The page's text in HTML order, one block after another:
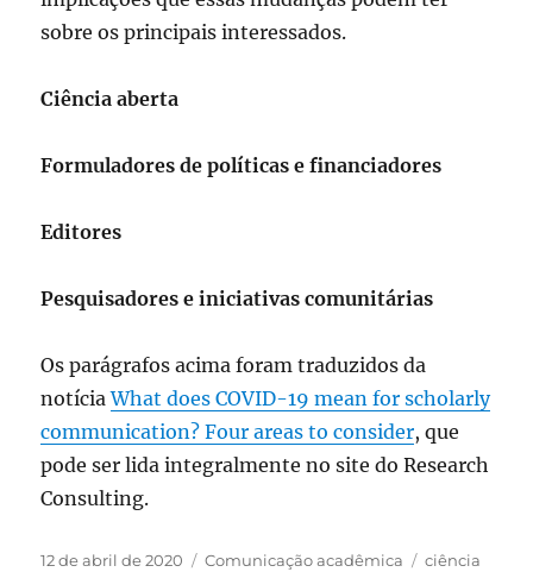
sobre os principais interessados.
Ciência aberta
Formuladores de políticas e financiadores
Editores
Pesquisadores e iniciativas comunitárias
Os parágrafos acima foram traduzidos da
notíciaWhat does COVID-19 mean for scholarly
communication? Four areas to consider, que
pode ser lida integralmente no site do Research
Consulting.
Publicado
12 de abril de 2020 Categorias
Comunicação acadêmica Tags
ciência